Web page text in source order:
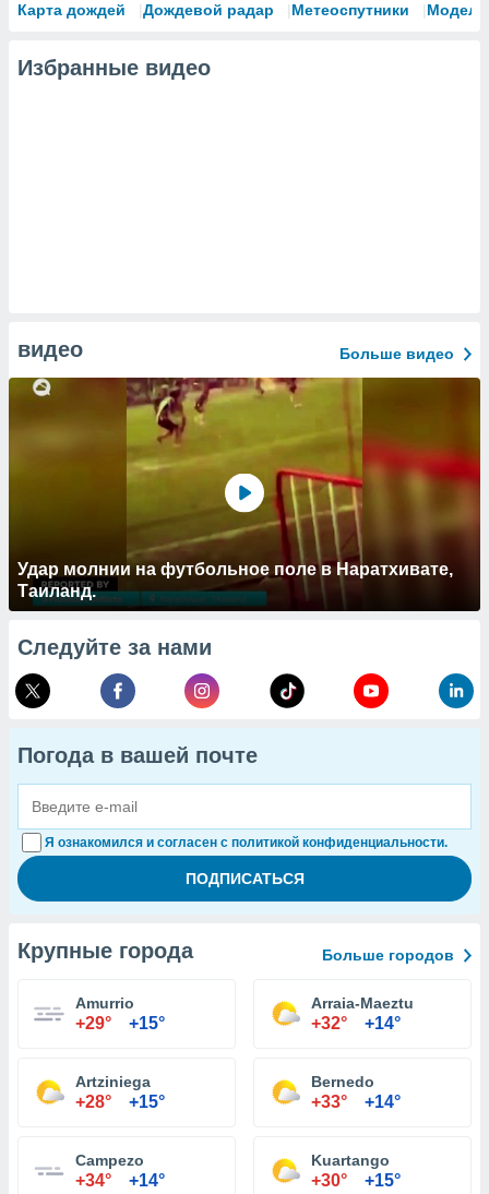
Карта дождей Дождевой радар Метеоспутники Модели
Избранные видео
видео Больше видео
Удар молнии на футбольное поле в Наратхивате,
Таиланд.
Следуйте за нами
Погода в вашей почте
Я ознакомился и согласен с политикой конфиденциальности.
Крупные города Больше городов
Amurrio
+29° +15°
Arraia-Maeztu
+32° +14°
Artziniega
+28° +15°
Bernedo
+33° +14°
Campezo
+34° +14°
Kuartango
+30° +15°